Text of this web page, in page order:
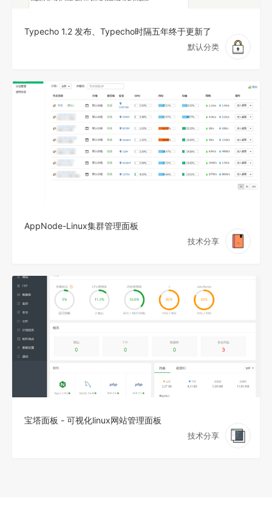
Typecho 1.2 发布、Typecho时隔五年终于更新了
默认分类
AppNode-Linux集群管理面板
技术分享
宝塔面板 - 可视化linux网站管理面板
技术分享